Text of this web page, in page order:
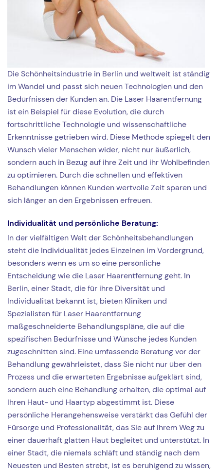
Die Schönheitsindustrie in Berlin und weltweit ist ständig
im Wandel und passt sich neuen Technologien und den
Bedürfnissen der Kunden an. Die Laser Haarentfernung
ist ein Beispiel für diese Evolution, die durch
fortschrittliche Technologie und wissenschaftliche
Erkenntnisse getrieben wird. Diese Methode spiegelt den
Wunsch vieler Menschen wider, nicht nur äußerlich,
sondern auch in Bezug auf ihre Zeit und ihr Wohlbefinden
zu optimieren. Durch die schnellen und effektiven
Behandlungen können Kunden wertvolle Zeit sparen und
sich länger an den Ergebnissen erfreuen.
Individualität und persönliche Beratung:
In der vielfältigen Welt der Schönheitsbehandlungen
steht die Individualität jedes Einzelnen im Vordergrund,
besonders wenn es um so eine persönliche
Entscheidung wie die Laser Haarentfernung geht. In
Berlin, einer Stadt, die für ihre Diversität und
Individualität bekannt ist, bieten Kliniken und
Spezialisten für Laser Haarentfernung
maßgeschneiderte Behandlungspläne, die auf die
spezifischen Bedürfnisse und Wünsche jedes Kunden
zugeschnitten sind. Eine umfassende Beratung vor der
Behandlung gewährleistet, dass Sie nicht nur über den
Prozess und die erwarteten Ergebnisse aufgeklärt sind,
sondern auch eine Behandlung erhalten, die optimal auf
Ihren Haut- und Haartyp abgestimmt ist. Diese
persönliche Herangehensweise verstärkt das Gefühl der
Fürsorge und Professionalität, das Sie auf Ihrem Weg zu
einer dauerhaft glatten Haut begleitet und unterstützt. In
einer Stadt, die niemals schläft und ständig nach dem
Neuesten und Besten strebt, ist es beruhigend zu wissen,